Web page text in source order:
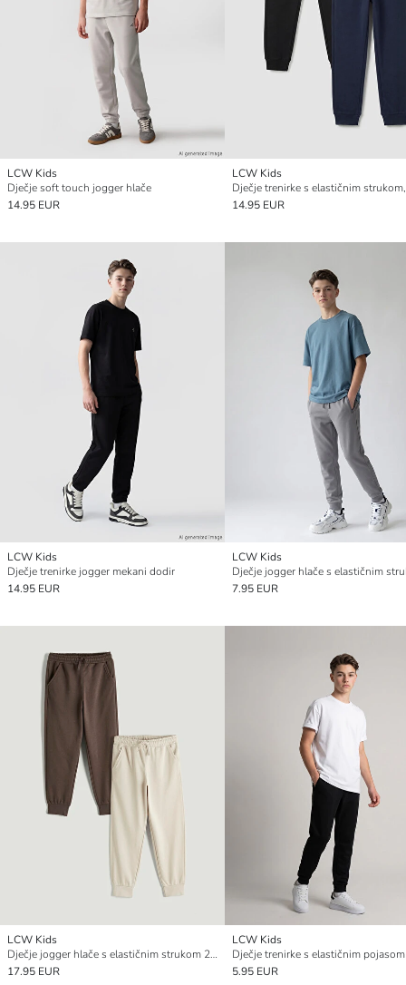
LCW Kids
Dječje soft touch jogger hlače
14.95 EUR
LCW Kids
14.95 EUR
LCW Kids
Dječje trenirke jogger mekani dodir
14.95 EUR
LCW Kids
Dječje jogger hlače s elastičnim
7.95 EUR
LCW Kids
Dječje jogger hlače s elastičnim strukom 2 kom
17.95 EUR
LCW Kids
Dječje trenirke s elastičnim pojasom
5.95 EUR